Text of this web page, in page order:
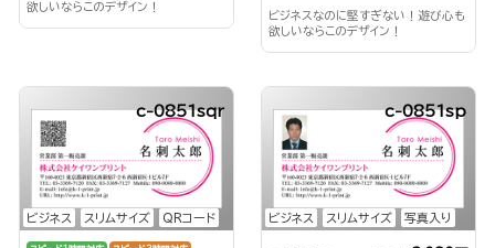
欲しいならこのデザイン！
ビジネスなのに堅すぎない！遊び心も
欲しいならこのデザイン！
ビジネス スリムサイズ QRコード
c-0851sqr
ビジネス スリムサイズ 写真入り
c-0851sp